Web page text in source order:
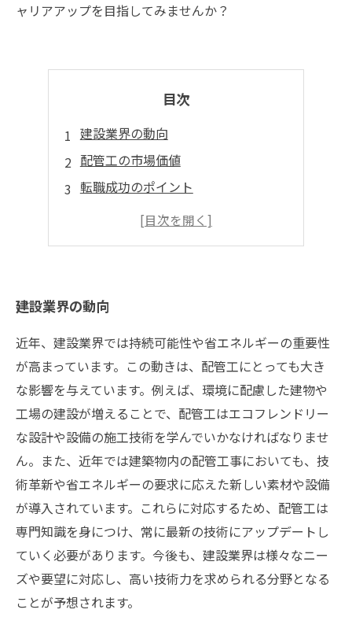
ャリアアップを目指してみませんか？
目次
建設業界の動向
配管工の市場価値
転職成功のポイント
技術力アップのための学習方法
建設業界の動向
近年、建設業界では持続可能性や省エネルギーの重要性
が高まっています。この動きは、配管工にとっても大き
な影響を与えています。例えば、環境に配慮した建物や
工場の建設が増えることで、配管工はエコフレンドリー
な設計や設備の施工技術を学んでいかなければなりませ
ん。また、近年では建築物内の配管工事においても、技
術革新や省エネルギーの要求に応えた新しい素材や設備
が導入されています。これらに対応するため、配管工は
専門知識を身につけ、常に最新の技術にアップデートし
ていく必要があります。今後も、建設業界は様々なニー
ズや要望に対応し、高い技術力を求められる分野となる
ことが予想されます。